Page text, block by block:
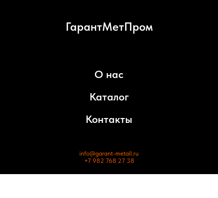
ГарантМетПром
О нас
Каталог
Контакты
info@garant-metall.ru
+7 982 768 27 38